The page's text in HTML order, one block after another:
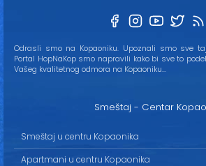
Odrasli smo na Kopaoniku. Upoznali smo sve
Portal HopNaKop smo napravili kako bi sve to
Vašeg kvalitetnog odmora na Kopaoniku...
Smeštaj - Centar
Smeštaj u centru Kopaonika
Apartmani u centru Kopaonika